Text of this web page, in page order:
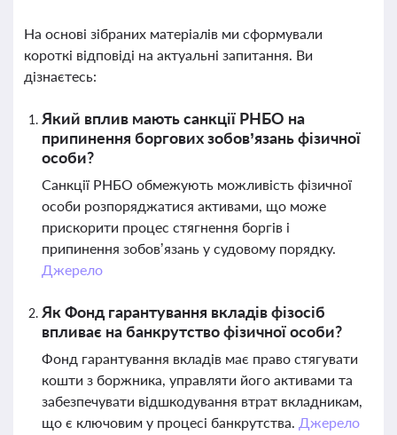
На основі зібраних матеріалів ми сформували
короткі відповіді на актуальні запитання. Ви
дізнаєтесь:
Який вплив мають санкції РНБО на
припинення боргових зобов’язань фізичної
особи?
Санкції РНБО обмежують можливість фізичної
особи розпоряджатися активами, що може
прискорити процес стягнення боргів і
припинення зобов’язань у судовому порядку.
Джерело
Як Фонд гарантування вкладів фізосіб
впливає на банкрутство фізичної особи?
Фонд гарантування вкладів має право стягувати
кошти з боржника, управляти його активами та
забезпечувати відшкодування втрат вкладникам,
що є ключовим у процесі банкрутства. Джерело